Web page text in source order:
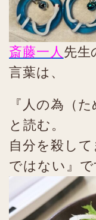
斎藤一人 先生
言葉は、
『人の為（
と読む。
自分を殺し
ではない』で